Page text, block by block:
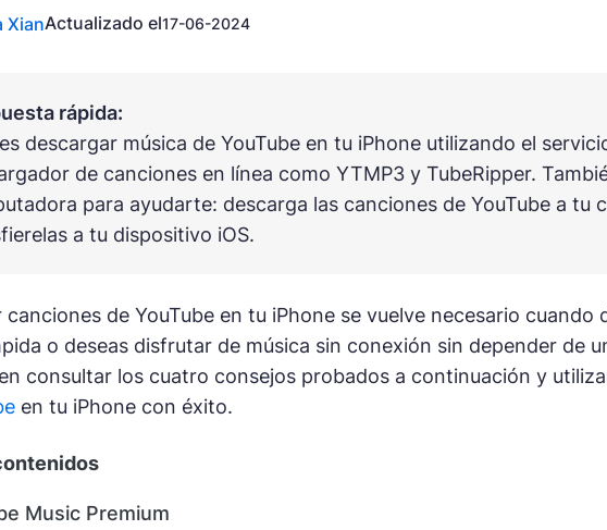
XianActualizado el17-06-2024
rápida:
descargar música de YouTube en tu iPhone utilizando el
de canciones en línea como YTMP3 y TubeRipper.
para ayudarte: descarga las canciones de YouTube a tu
a tu dispositivo iOS.
canciones de YouTube en tu iPhone se vuelve necesario cuando
o deseas disfrutar de música sin conexión sin depender de
consultar los cuatro consejos probados a continuación y
en tu iPhone con éxito.
Music Premium